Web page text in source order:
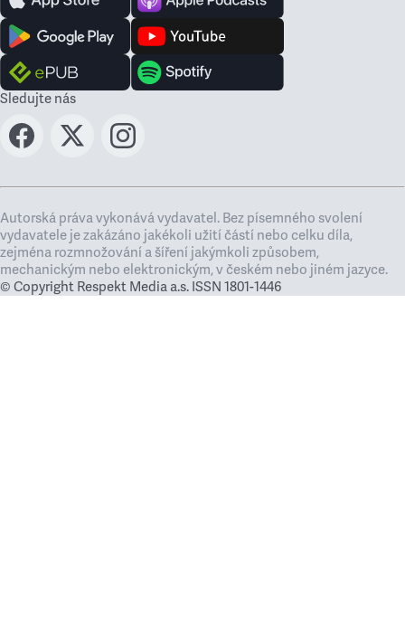
Sledujte nás
Autorská práva vykonává vydavatel. Bez písemného svolení
vydavatele je zakázáno jakékoli užití částí nebo celku díla,
zejména rozmnožování a šíření jakýmkoli způsobem,
mechanickým nebo elektronickým, v českém nebo jiném jazyce.
© Copyright Respekt Media a.s. ISSN 1801-1446